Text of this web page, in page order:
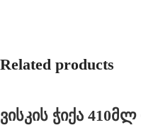
Related products
ვისკის ჭიქა